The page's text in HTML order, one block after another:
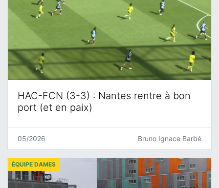
HAC-FCN (3-3) : Nantes rentre à bon
port (et en paix)
05/2026 Bruno Ignace Barbé
ÉQUIPE DAMES